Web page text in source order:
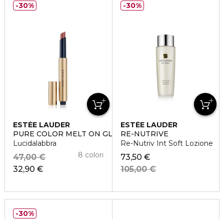
ESTÉE LAUDER
PURE COLOR MELT ON GLOSSTICK
Lucidalabbra
32,90 €
47,00 € 8 colori
30%
ESTÉE LAUDER
RE-NUTRIVE
Re-Nutriv Int Soft Lozione
73,50 €
105,00 €
30%
30%